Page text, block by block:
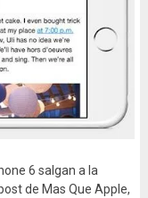
6 salgan a la
de Mas Que Apple,